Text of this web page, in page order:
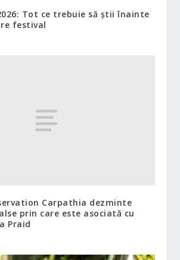
Tot ce trebuie să știi înainte
festival
Carpathia dezminte
prin care este asociată cu
Praid